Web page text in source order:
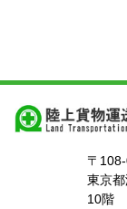
〒
東京
10階